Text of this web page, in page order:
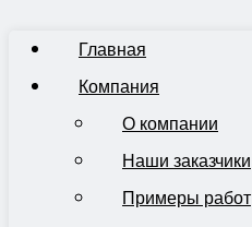
Главная
Компания
О компании
Наши заказчики
Примеры работ